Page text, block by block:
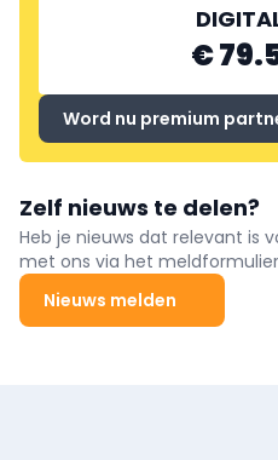
€
Word nu premium
Zelf nieuws te delen?
Heb je nieuws dat relevant is
met ons via het
Nieuws melden